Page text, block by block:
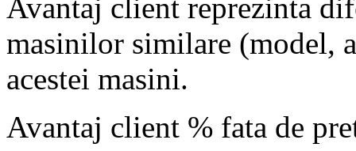
Avantaj client reprezinta
masinilor similare (model,
acestei masini.
Avantaj client % fata de